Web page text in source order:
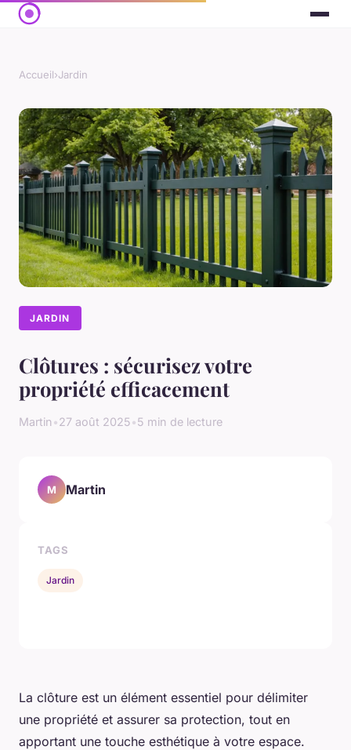
Accueil›Jardin
JARDIN
Clôtures : sécurisez votre
propriété efficacement
Martin•27 août 2025•5 min de lecture
La clôture est un élément essentiel pour délimiter
une propriété et assurer sa protection, tout en
apportant une touche esthétique à votre espace.
M Martin
TAGS
Jardin